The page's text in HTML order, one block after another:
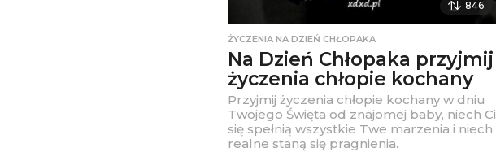
846
ŻYCZENIA NA DZIEŃ CHŁOPAKA
Na Dzień Chłopaka przyjmij
życzenia chłopie kochany
Przyjmij życzenia chłopie kochany w dniu
Twojego Święta od znajomej baby, niech Ci
się spełnią wszystkie Twe marzenia i niech
realne staną się pragnienia.